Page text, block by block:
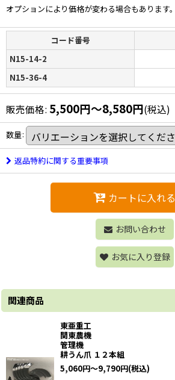
オプションにより価格が変わる場合もあります。
コード番号
N15-14-2
N15-36-4
販売価格: 5,500円～8,580円(税込)
数量:
返品特約に関する重要事項
カートに入れる
お問い合わせ
お気に入り登録
関連商品
東亜重工
関東農機
管理機
耕うん爪 １２本組
5,060円～9,790円(税込)